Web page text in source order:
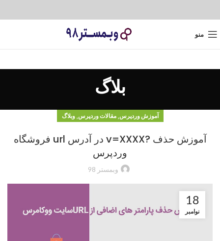
منو
بلاگ
آموزش وردپرس,مقالات وردپرس,وبلاگ
آموزش حذف ?v=XXXX در آدرس url فروشگاه
وردپرس
وبمستر 98
18
نوامبر